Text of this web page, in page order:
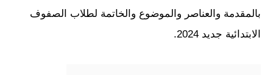
بالمقدمة والعناصر والموضوع والخاتمة لطلاب الصفوف
الابتدائية جديد 2024.